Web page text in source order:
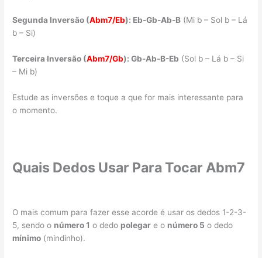
Segunda Inversão (Abm7/Eb): Eb-Gb-Ab-B (Mi b – Sol b – Lá
b – Si)
Terceira Inversão (Abm7/Gb): Gb-Ab-B-Eb (Sol b – Lá b – Si
– Mi b)
Estude as inversões e toque a que for mais interessante para
o momento.
Quais Dedos Usar Para Tocar Abm7
O mais comum para fazer esse acorde é usar os dedos 1-2-3-
5, sendo o número 1 o dedo polegar e o número 5 o dedo
mínimo (mindinho).